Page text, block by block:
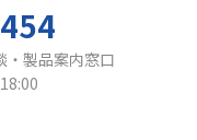
製品案内窓口